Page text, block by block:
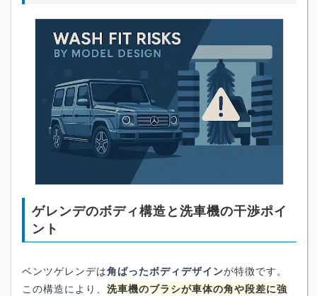
ゲレンデのボディ構造と洗車機の干渉ポイ
ント
ベンツゲレンデは角ばったボディデザインが特徴です。
この構造により、 洗車機のブラシが車体の角や段差に強